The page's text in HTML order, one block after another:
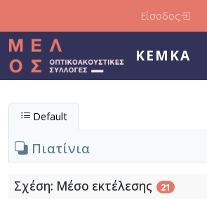
Είσοδος
ΚΕΜΚΑ
Default
Πιατίνια
Σχέση: Μέσο εκτέλεσης 21